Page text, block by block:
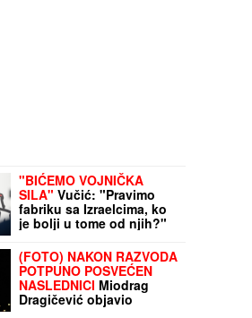
"BIĆEMO VOJNIČKA
SILA" Vučić: "Pravimo
fabriku sa Izraelcima, ko
je bolji u tome od njih?"
(FOTO) NAKON RAZVODA
POTPUNO POSVEĆEN
NASLEDNICI Miodrag
Dragičević objavio